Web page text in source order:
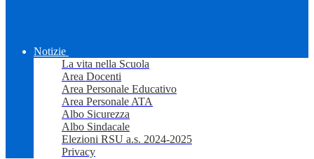
Notizie
La vita nella Scuola
Area Docenti
Area Personale Educativo
Area Personale ATA
Albo Sicurezza
Albo Sindacale
Elezioni RSU a.s. 2024-2025
Privacy